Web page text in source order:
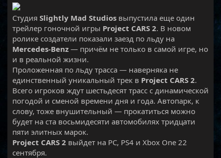
Студия Slightly Mad Studios выпустила еще один
трейлер гоночной игры Project CARS 2. В новом
ролике создатели показали заезд по льду на
Mercedes-Benz — причём не только в самой игре, но
и в реальной жизни.
Проложенная по льду трасса — наверняка не
единственный уникальный трек в Project CARS 2.
Всего игроков ждут шестьдесят трасс с динамической
погодой и сменой времени дня и года. Автопарк, к
слову, тоже внушительный — прокатиться можно
будет на ста восьмидесяти автомобилях тридцати
пяти элитных марок.
Project CARS 2 выйдет на PC, PS4 и Xbox One 22
сентября.​